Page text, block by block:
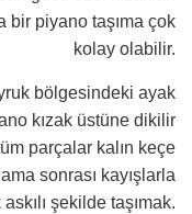
bir piyano taşıma çok
kolay olabilir.
bölgesindeki ayak
kızak üstüne dikilir
parçalar kalın keçe
sonrası kayışlarla
şekilde taşımak.